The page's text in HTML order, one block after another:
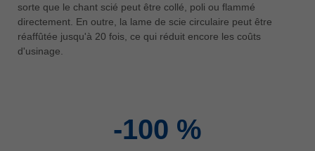
中国
中文
sorte que le chant scié peut être collé, poli ou flammé
directement. En outre, la lame de scie circulaire peut être
réaffûtée jusqu'à 20 fois, ce qui réduit encore les coûts
d'usinage.
-100 %